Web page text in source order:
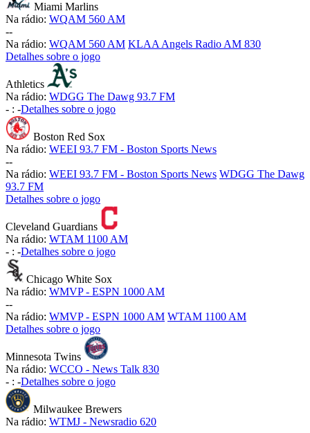
Miami Marlins
Na rádio: WQAM 560 AM
--
Na rádio: WQAM 560 AM KLAA Angels Radio AM 830
Detalhes sobre o jogo
Athletics
Na rádio: WDGG The Dawg 93.7 FM
- : -Detalhes sobre o jogo
Boston Red Sox
Na rádio: WEEI 93.7 FM - Boston Sports News
--
Na rádio: WEEI 93.7 FM - Boston Sports News WDGG The Dawg
93.7 FM
Detalhes sobre o jogo
Cleveland Guardians
Na rádio: WTAM 1100 AM
- : -Detalhes sobre o jogo
Chicago White Sox
Na rádio: WMVP - ESPN 1000 AM
--
Na rádio: WMVP - ESPN 1000 AM WTAM 1100 AM
Detalhes sobre o jogo
Minnesota Twins
Na rádio: WCCO - News Talk 830
- : -Detalhes sobre o jogo
Milwaukee Brewers
Na rádio: WTMJ - Newsradio 620